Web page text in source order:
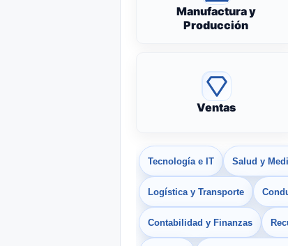
Manufactura y
Producción
Ventas
Tecnología e IT Salud y
Logística y Transporte
Contabilidad y Finanzas